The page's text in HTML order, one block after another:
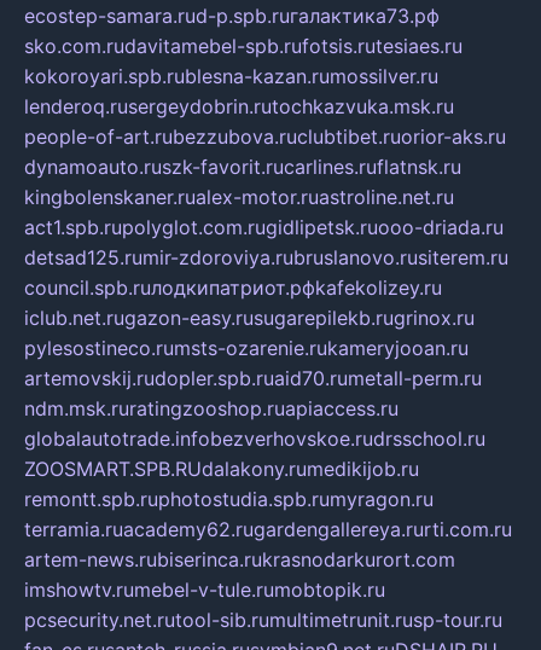
ecostep-samara.rud-p.spb.ruгалактика73.рф
sko.com.rudavitamebel-spb.rufotsis.rutesiaes.ru
kokoroyari.spb.rublesna-kazan.rumossilver.ru
lenderoq.rusergeydobrin.rutochkazvuka.msk.ru
people-of-art.rubezzubova.ruclubtibet.ruorior-aks.ru
dynamoauto.ruszk-favorit.rucarlines.ruflatnsk.ru
kingbolenskaner.rualex-motor.ruastroline.net.ru
act1.spb.rupolyglot.com.rugidlipetsk.ruooo-driada.ru
detsad125.rumir-zdoroviya.rubruslanovo.rusiterem.ru
council.spb.ruлодкипатриот.рфkafekolizey.ru
iclub.net.rugazon-easy.rusugarepilekb.rugrinox.ru
pylesostineco.rumsts-ozarenie.rukameryjooan.ru
artemovskij.rudopler.spb.ruaid70.rumetall-perm.ru
ndm.msk.ruratingzooshop.ruapiaccess.ru
globalautotrade.infobezverhovskoe.rudrsschool.ru
ZOOSMART.SPB.RUdalakony.rumedikijob.ru
remontt.spb.ruphotostudia.spb.rumyragon.ru
terramia.ruacademy62.rugardengallereya.rurti.com.ru
artem-news.rubiserinca.rukrasnodarkurort.com
imshowtv.rumebel-v-tule.rumobtopik.ru
pcsecurity.net.rutool-sib.rumultimetrunit.rusp-tour.ru